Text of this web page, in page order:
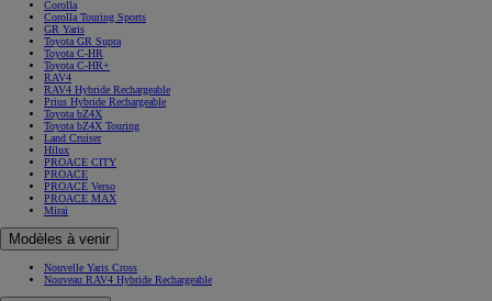
Corolla
Corolla Touring Sports
GR Yaris
Toyota GR Supra
Toyota C-HR
Toyota C-HR+
RAV4
RAV4 Hybride Rechargeable
Prius Hybride Rechargeable
Toyota bZ4X
Toyota bZ4X Touring
Land Cruiser
Hilux
PROACE CITY
PROACE
PROACE Verso
PROACE MAX
Mirai
Modèles à venir
Nouvelle Yaris Cross
Nouveau RAV4 Hybride Rechargeable